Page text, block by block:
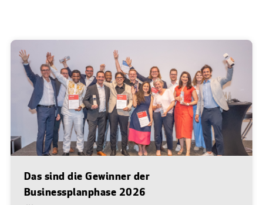
Das sind die Gewinner der
Businessplanphase 2026